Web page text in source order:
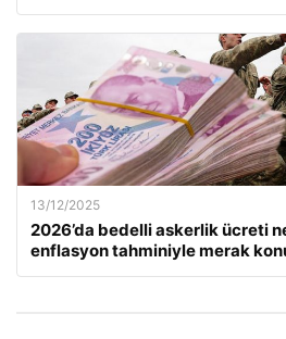
13/12/2025
2026’da bedelli askerlik ücreti
enflasyon tahminiyle merak